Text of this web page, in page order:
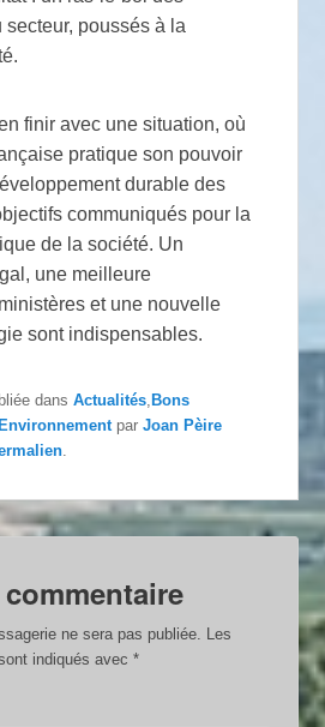
poussés à la
finir avec une situation, où
pratique son pouvoir
durable des
communiqués pour la
de la société. Un
une meilleure
et une nouvelle
sont indispensables.
dansActualités ,Bons
parJoan Pèire
ne sera pas publiée. Les
indiqués avec*